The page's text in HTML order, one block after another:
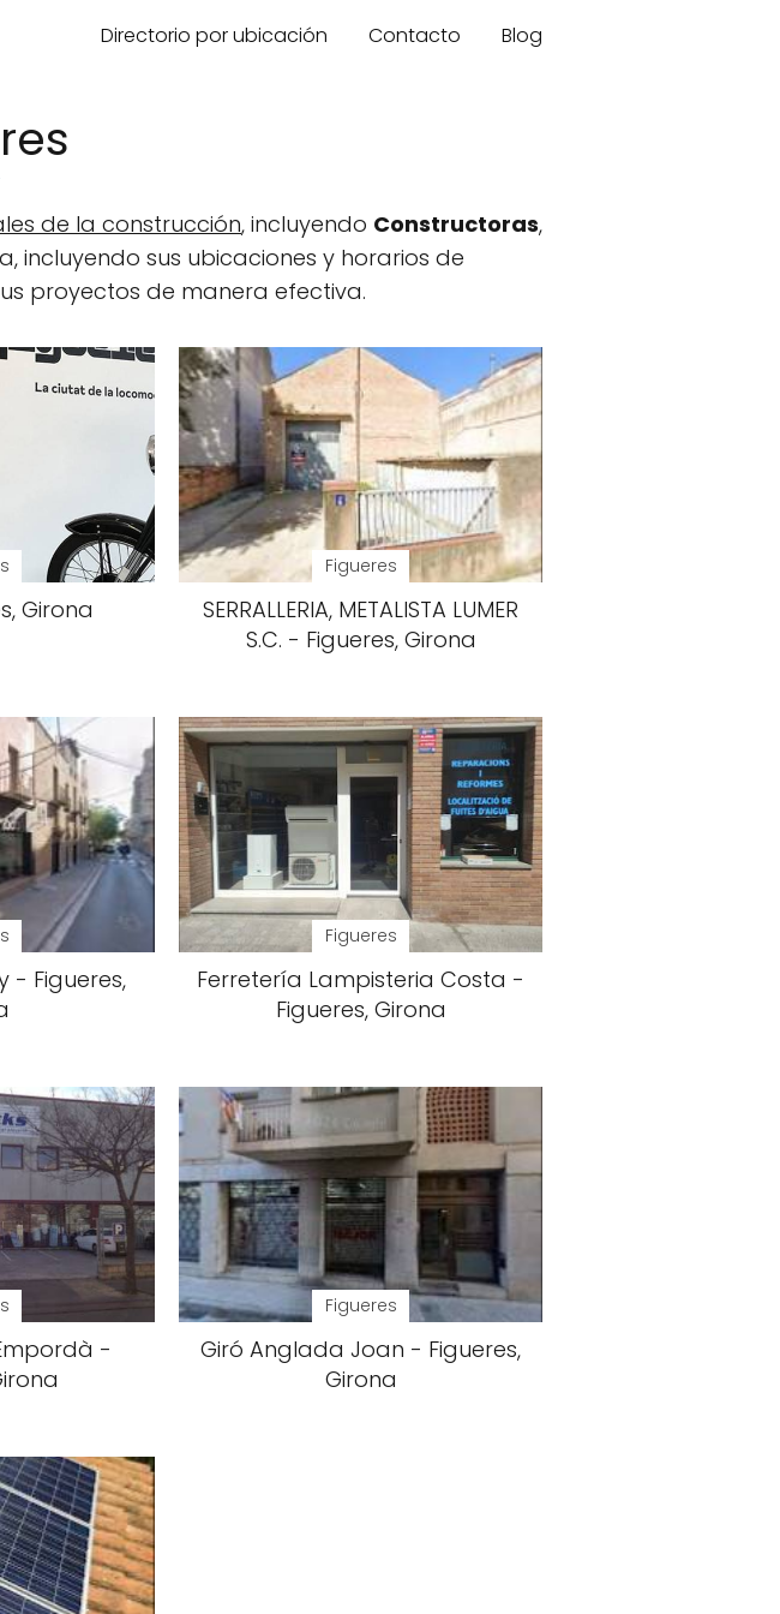
Directorio por ubicación Contacto Blog
de la construcción, incluyendo Constructoras,
incluyendo sus ubicaciones y horarios de
proyectos de manera efectiva.
Girona
Figueres
SERRALLERIA, METALISTA LUMER
S.C. - Figueres, Girona
- Figueres,
Figueres
Ferretería Lampisteria Costa -
Figueres, Girona
-
Figueres
Giró Anglada Joan - Figueres,
Girona